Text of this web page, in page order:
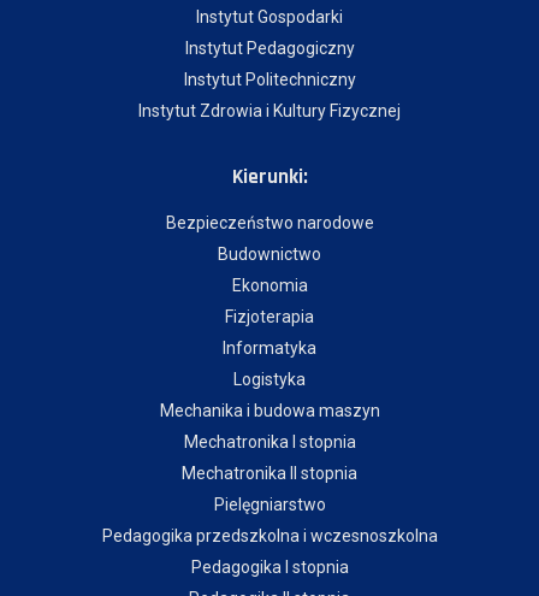
Instytut Gospodarki
Instytut Pedagogiczny
Instytut Politechniczny
Instytut Zdrowia i Kultury Fizycznej
Kierunki:
Bezpieczeństwo narodowe
Budownictwo
Ekonomia
Fizjoterapia
Informatyka
Logistyka
Mechanika i budowa maszyn
Mechatronika I stopnia
Mechatronika II stopnia
Pielęgniarstwo
Pedagogika przedszkolna i wczesnoszkolna
Pedagogika I stopnia